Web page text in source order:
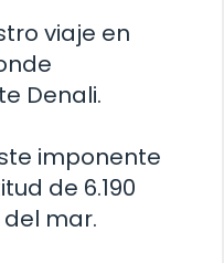
viaje en
Denali.
imponente
de 6.190
mar.